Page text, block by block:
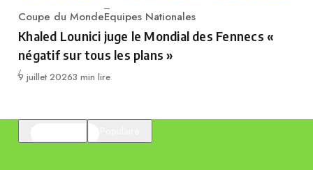
Category
Coupe du MondeEquipes Nationales
Khaled Lounici juge le Mondial des Fennecs «
négatif sur tous les plans »
Publié
9 juillet 20263 min lire